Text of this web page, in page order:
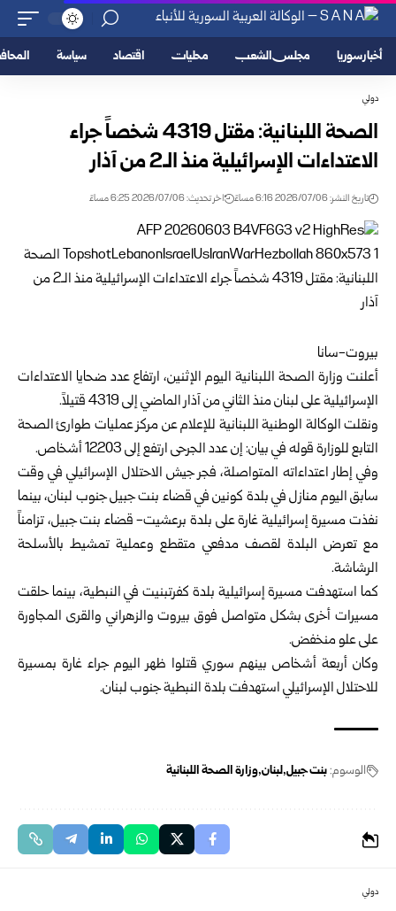
أخبار سوريا مجلس الشعب محليات اقتصاد سياسة
دولي
الصحة اللبنانية: مقتل 4319 شخصاً جراء
الاعتداءات الإسرائيلية منذ الـ2 من ‏آذار
تاريخ النشر: 2026/07/06 6:16 مساءً اخر تحديث: 2026/07/06 6:25 مساءً
بيروت-سانا
أعلنت وزارة الصحة اللبنانية اليوم الإثنين، ارتفاع عدد ضحايا الاعتداءات
‏الإسرائيلية على لبنان منذ الثاني من آذار الماضي إلى 4319 قتيلاً.‏
ونقلت الوكالة الوطنية اللبنانية للإعلام عن مركز عمليات طوارئ الصحة
التابع للوزارة قوله في بيان: إن عدد الجرحى ارتفع إلى 12203 أشخاص.
وفي إطار اعتداءاته المتواصلة، فجر جيش الاحتلال الإسرائيلي في وقت
سابق اليوم منازل في بلدة كونين في قضاء بنت جبيل جنوب لبنان، بينما
نفذت مسيرة إسرائيلية غارة على بلدة برعشيت- قضاء بنت جبيل، تزامناً
مع تعرض البلدة لقصف مدفعي متقطع وعملية تمشيط بالأسلحة
الرشاشة.
كما استهدفت مسيرة إسرائيلية بلدة كفرتبنيت في النبطية، بينما حلقت
مسيرات أخرى بشكل متواصل فوق بيروت والزهراني والقرى المجاورة
على علو منخفض.
وكان أربعة أشخاص بينهم سوري قتلوا ظهر اليوم جراء غارة بمسيرة
للاحتلال الإسرائيلي استهدفت بلدة النبطية جنوب لبنان.
الوسوم:بنت جبيل لبنان وزارة الصحة اللبنانية
دولي